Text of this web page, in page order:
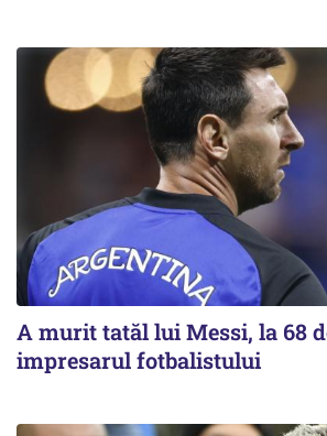
A murit tatăl lui Messi, la 68
impresarul fotbalistului